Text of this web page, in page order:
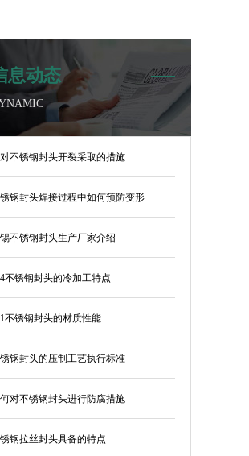
息动态
不锈钢封头开裂采取的措施
钢封头焊接过程中如何预防变形
不锈钢封头生产厂家介绍
不锈钢封头的冷加工特点
不锈钢封头的材质性能
钢封头的压制工艺执行标准
对不锈钢封头进行防腐措施
钢拉丝封头具备的特点